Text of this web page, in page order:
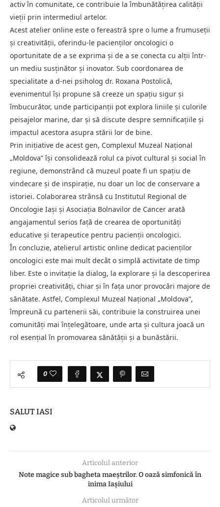
activ în comunitate, ce contribuie la îmbunătățirea calității
vieții prin intermediul artelor.
Acest atelier online este o fereastră spre o lume a frumuseții
și creativității, oferindu-le pacienților oncologici o
oportunitate de a se exprima și de a se conecta cu alții într-
un mediu susținător și inovator. Sub coordonarea de
specialitate a d-nei psiholog dr. Roxana Postolică,
evenimentul își propune să creeze un spațiu sigur și
îmbucurător, unde participanții pot explora liniile și culorile
peisajelor marine, dar și să discute despre semnificațiile și
impactul acestora asupra stării lor de bine.
Prin inițiative de acest gen, Complexul Muzeal Național
„Moldova” își consolidează rolul ca pivot cultural și social în
regiune, demonstrând că muzeul poate fi un spațiu de
vindecare și de inspirație, nu doar un loc de conservare a
istoriei. Colaborarea strânsă cu Institutul Regional de
Oncologie Iași și Asociația Bolnavilor de Cancer arată
angajamentul serios față de crearea de oportunități
educative și terapeutice pentru pacienții oncologici.
În concluzie, atelierul artistic online dedicat pacienților
oncologici este mai mult decât o simplă activitate de timp
liber. Este o invitație la dialog, la explorare și la descoperirea
propriei creativități, chiar și în fața unor provocări majore de
sănătate. Astfel, Complexul Muzeal Național „Moldova”,
împreună cu partenerii săi, contribuie la construirea unei
comunități mai înțelegătoare, unde arta și cultura joacă un
rol esențial în promovarea sănătății și a bunăstării.
0
SALUT IASI
Articolul anterior
Note magice sub bagheta maeștrilor. O oază simfonică în
inima Iașiului
Articolul următor